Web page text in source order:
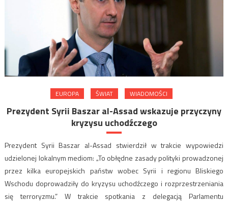
EUROPA ŚWIAT WIADOMOŚCI
Prezydent Syrii Baszar al-Assad wskazuje przyczyny
kryzysu uchodźczego
Prezydent Syrii Baszar al-Assad stwierdził w trakcie wypowiedzi
udzielonej lokalnym mediom: „To obłędne zasady polityki prowadzonej
przez kilka europejskich państw wobec Syrii i regionu Bliskiego
Wschodu doprowadziły do ​​kryzysu uchodźczego i rozprzestrzeniania
się terroryzmu.” W trakcie spotkania z delegacją Parlamentu